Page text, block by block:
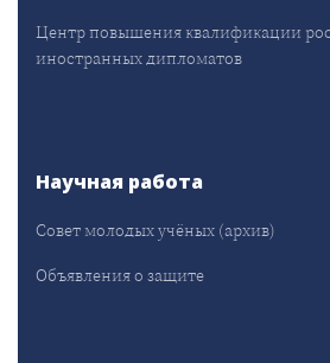
Центр повышения квалификации
иностранных дипломатов
Научная работа
Совет молодых учёных (архив)
Объявления о защите